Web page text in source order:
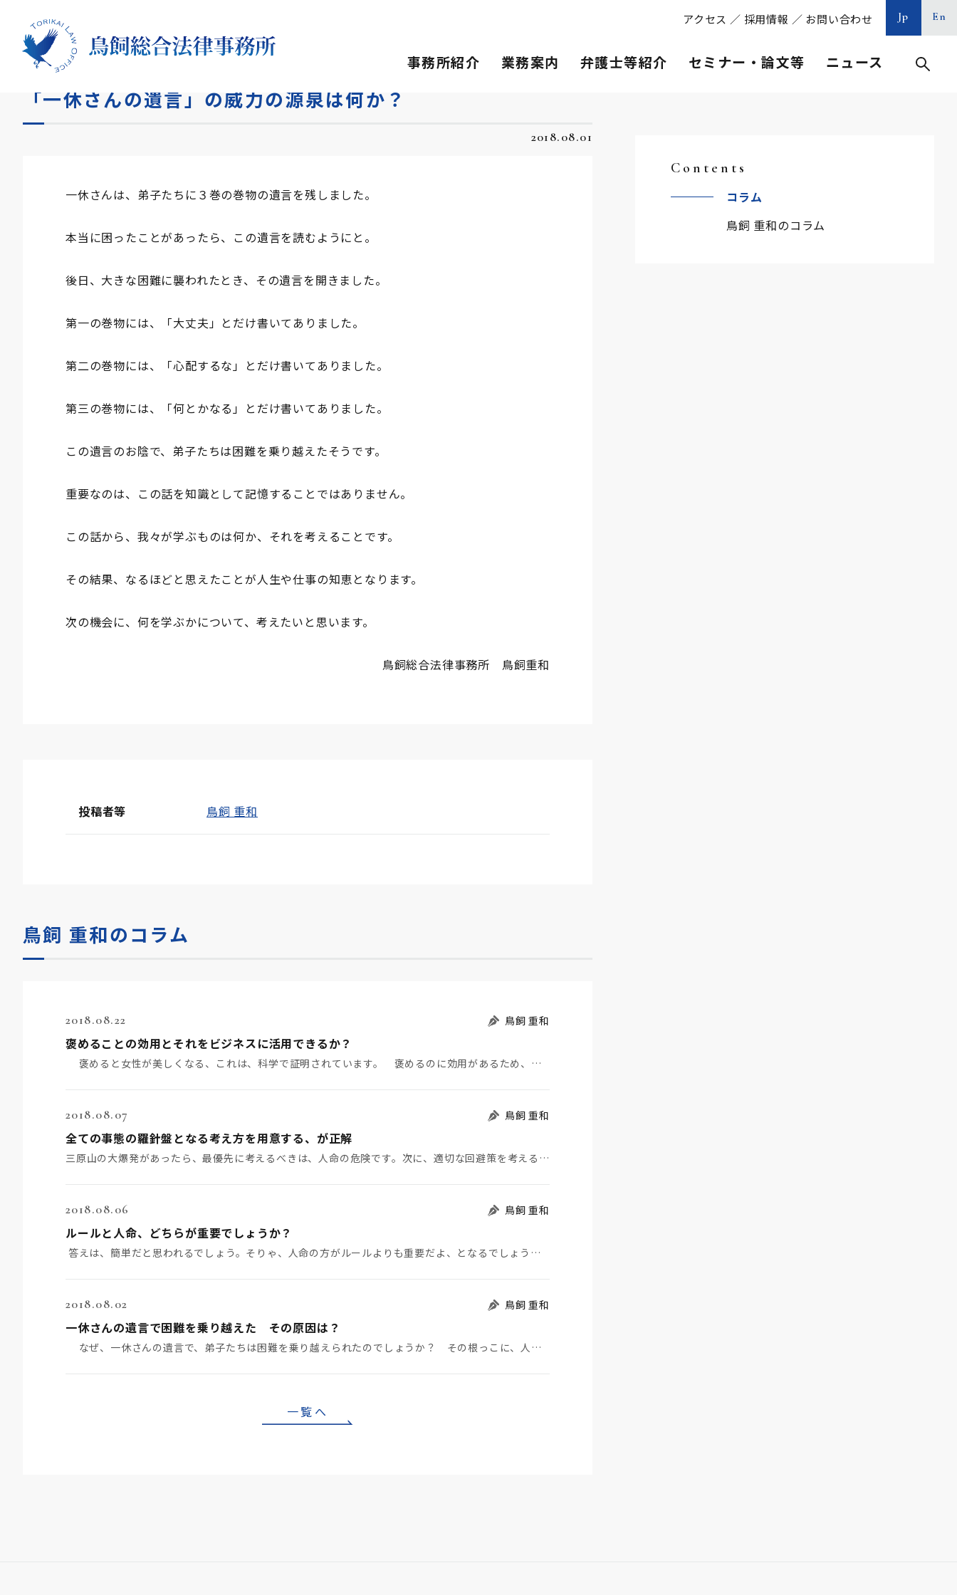
アクセス ／ 採用情報 ／ お問い合わせ Jp En
事務所紹介 業務案内 弁護士等紹介 セミナー・論文等 ニュース
HOME
「一休さんの遺言」の威力の源泉は何か？
2018.08.01
一休さんは、弟子たちに３巻の巻物の遺言を残しました。
本当に困ったことがあったら、この遺言を読むようにと。
後日、大きな困難に襲われたとき、その遺言を開きました。
第一の巻物には、「大丈夫」とだけ書いてありました。
第二の巻物には、「心配するな」とだけ書いてありました。
第三の巻物には、「何とかなる」とだけ書いてありました。
この遺言のお陰で、弟子たちは困難を乗り越えたそうです。
重要なのは、この話を知識として記憶することではありません。
この話から、我々が学ぶものは何か、それを考えることです。
その結果、なるほどと思えたことが人生や仕事の知恵となります。
次の機会に、何を学ぶかについて、考えたいと思います。
鳥飼総合法律事務所 鳥飼重和
投稿者等 鳥飼 重和
鳥飼 重和のコラム
2018.08.22 鳥飼 重和
褒めることの効用とそれをビジネスに活用できるか？
褒めると女性が美しくなる、これは、科学で証明されています。 褒めるのに効用があるため、…
2018.08.07 鳥飼 重和
全ての事態の羅針盤となる考え方を用意する、が正解
三原山の大爆発があったら、最優先に考えるべきは、人命の危険です。次に、適切な回避策を考える、これが人…
2018.08.06 鳥飼 重和
ルールと人命、どちらが重要でしょうか？
答えは、簡単だと思われるでしょう。そりゃ、人命の方がルールよりも重要だよ、となるでしょう…
2018.08.02 鳥飼 重和
一休さんの遺言で困難を乗り越えた その原因は？
なぜ、一休さんの遺言で、弟子たちは困難を乗り越えられたのでしょうか？ その根っこに、人間は、どん…
一覧へ
Contents
コラム
鳥飼 重和のコラム